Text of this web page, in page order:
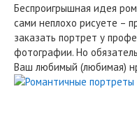
Беспроигрышная идея
сами неплохо рисуете –
заказать портрет у
фотографии. Но
Ваш любимый (любимая)